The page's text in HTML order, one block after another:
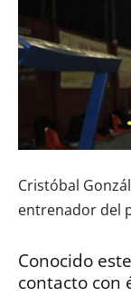
Cristóbal
entrenador del
Conocido
contacto con